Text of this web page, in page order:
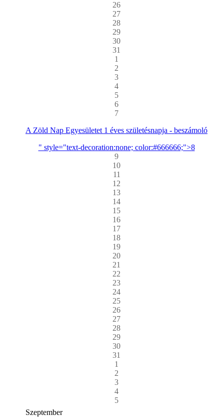
26
27
28
29
30
31
1
2
3
4
5
6
7
A Zöld Nap Egyesületet 1 éves születésnapja - beszámoló
" style="text-decoration:none; color:#666666;">8
9
10
11
12
13
14
15
16
17
18
19
20
21
22
23
24
25
26
27
28
29
30
31
1
2
3
4
5
Szeptember